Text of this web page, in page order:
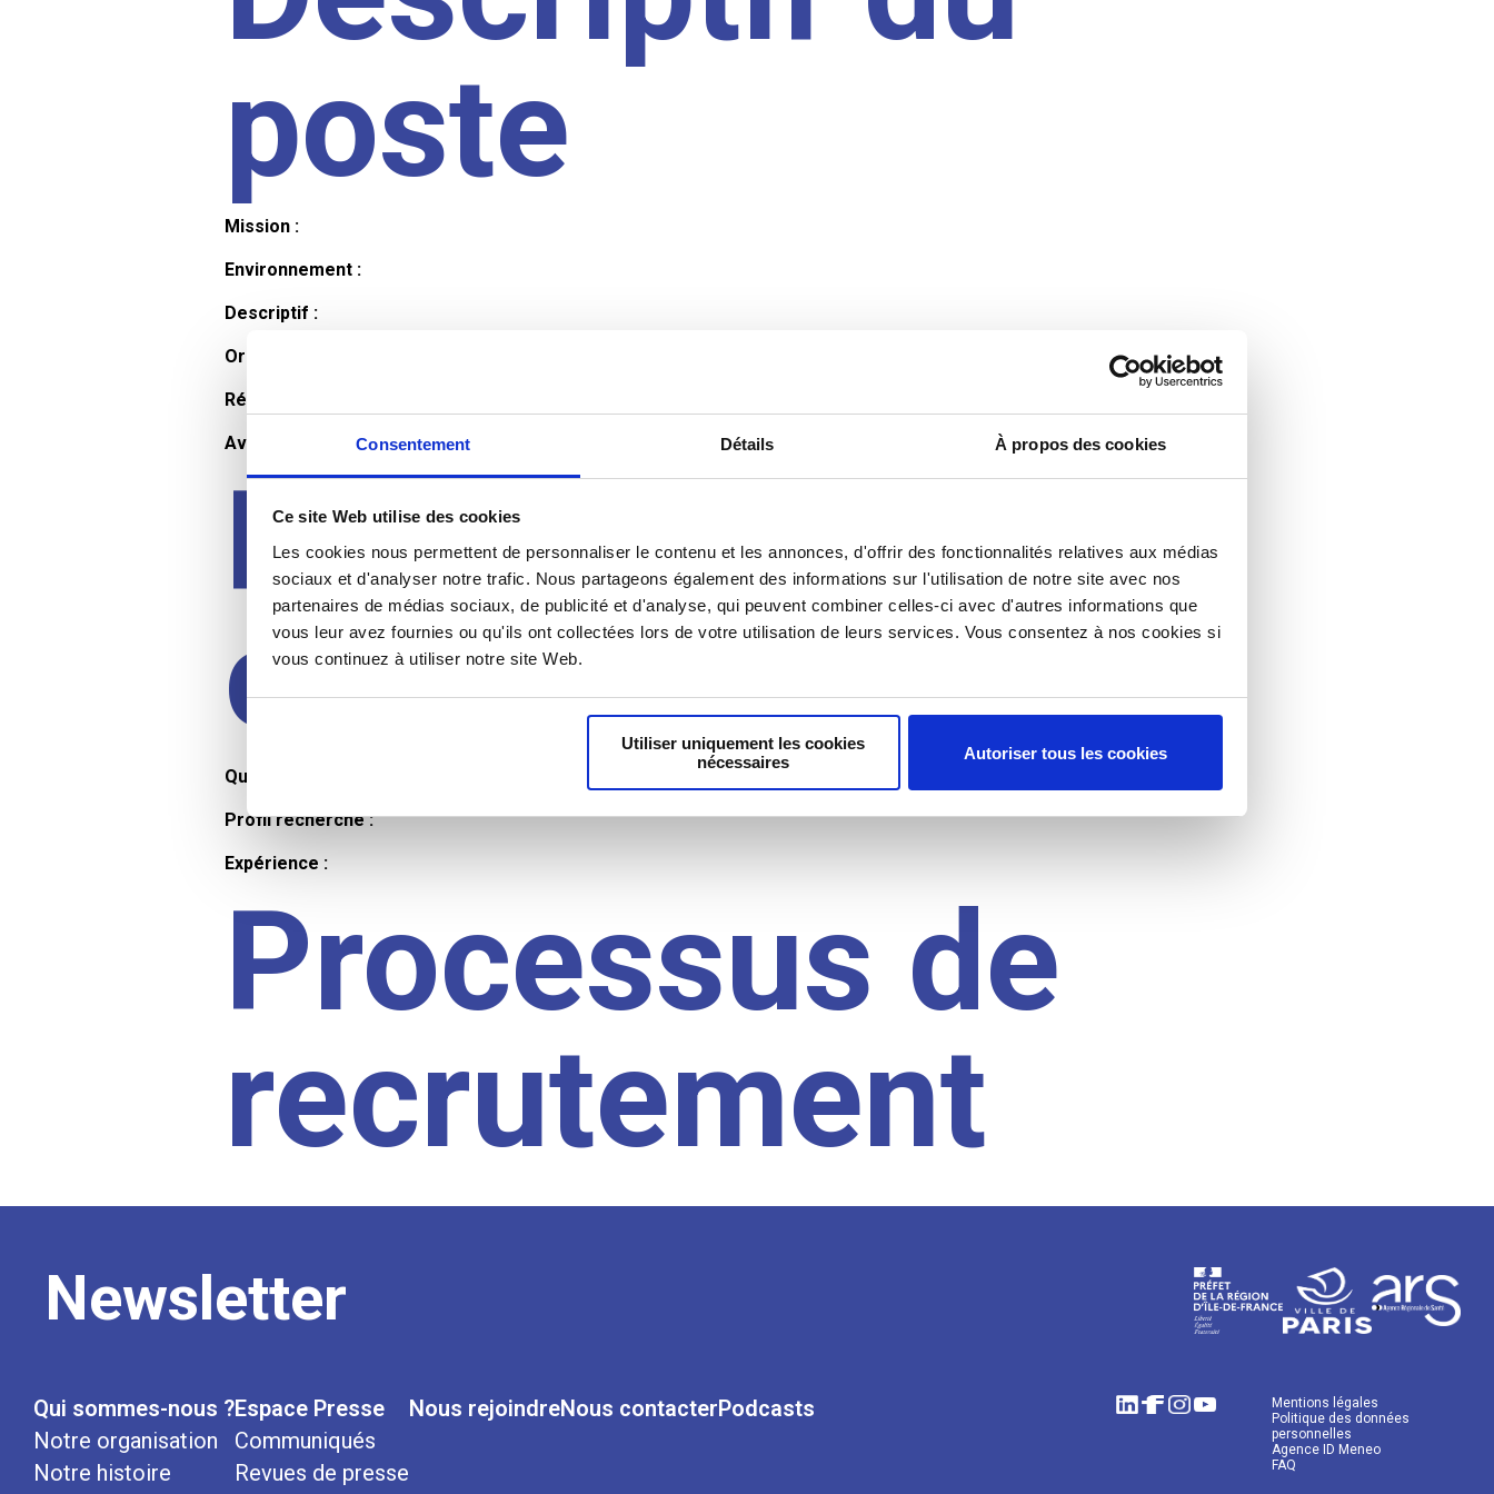
Consentement Détails À propos des cookies
Ce site Web utilise des cookies
Les cookies nous permettent de personnaliser le contenu et les annonces, d'offrir des fonctionnalités relatives aux médias
sociaux et d'analyser notre trafic. Nous partageons également des informations sur l'utilisation de notre site avec nos
partenaires de médias sociaux, de publicité et d'analyse, qui peuvent combiner celles-ci avec d'autres informations que
vous leur avez fournies ou qu'ils ont collectées lors de votre utilisation de leurs services. Vous consentez à nos cookies si
vous continuez à utiliser notre site Web.
Utiliser uniquement les cookies
nécessaires
Autoriser tous les cookies
poste
Mission :
Environnement :
Descriptif :
Organisation et horaires :
Rémunération :
Avantages :
Profil du
candidat
Qualifications et diplômes :
Profil recherché :
Expérience :
Processus de
recrutement
Newsletter
Qui sommes-nous ?
Notre organisation
Notre histoire
Espace Presse
Communiqués
Revues de presse
Nous rejoindreNous contacterPodcasts
Mentions légales
Politique des données
personnelles
Agence ID Meneo
FAQ